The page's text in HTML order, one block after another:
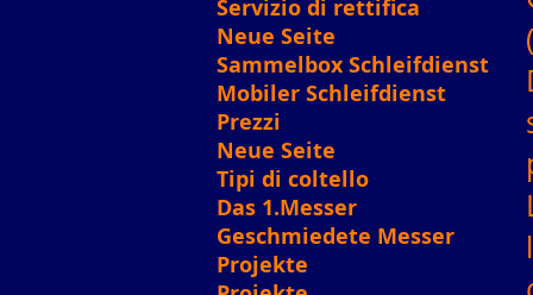
Servizio di rettifica
Neue Seite
Sammelbox Schleifdienst
Mobiler Schleifdienst
Prezzi
Neue Seite
Tipi di coltello
Das 1.Messer
Geschmiedete Messer
Projekte